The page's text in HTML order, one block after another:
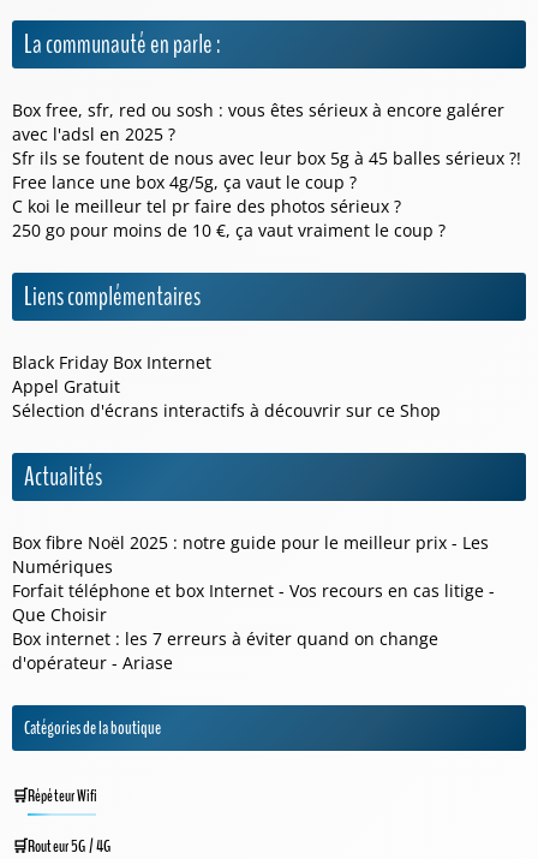
La communauté en parle :
Box free, sfr, red ou sosh : vous êtes sérieux à encore galérer
avec l'adsl en 2025 ?
Sfr ils se foutent de nous avec leur box 5g à 45 balles sérieux ?!
Free lance une box 4g/5g, ça vaut le coup ?
C koi le meilleur tel pr faire des photos sérieux ?
250 go pour moins de 10 €, ça vaut vraiment le coup ?
Liens complémentaires
Black Friday Box Internet
Appel Gratuit
Sélection d'écrans interactifs à découvrir sur ce Shop
Actualités
Box fibre Noël 2025 : notre guide pour le meilleur prix - Les
Numériques
Forfait téléphone et box Internet - Vos recours en cas litige -
Que Choisir
Box internet : les 7 erreurs à éviter quand on change
d'opérateur - Ariase
Catégories de la boutique
Répéteur Wifi
Routeur 5G / 4G